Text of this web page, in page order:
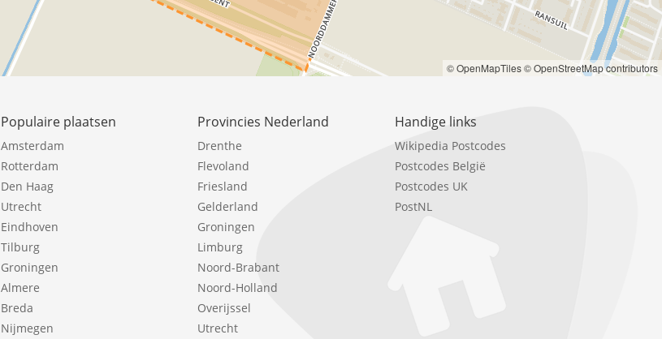
© OpenMapTiles© OpenStreetMap contributors
Populaire plaatsen
Amsterdam
Rotterdam
Den Haag
Utrecht
Eindhoven
Tilburg
Groningen
Almere
Breda
Nijmegen
Provincies Nederland
Drenthe
Flevoland
Friesland
Gelderland
Groningen
Limburg
Noord-Brabant
Noord-Holland
Overijssel
Utrecht
Handige links
Wikipedia Postcodes
Postcodes België
Postcodes UK
PostNL